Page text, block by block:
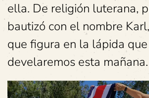
ella. De religión luterana,
bautizó con el nombre
que figura en la lápida que
develaremos esta mañana.